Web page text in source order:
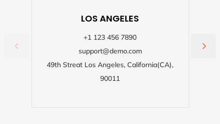
LOS ANGELES
+1 123 456 7890
support@demo.com
49th Streat Los Angeles, California(CA),
90011